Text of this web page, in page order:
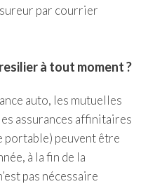
par courrier
à tout moment ?
auto, les mutuelles
assurances affinitaires
portable) peuvent être
à la fin de la
pas nécessaire